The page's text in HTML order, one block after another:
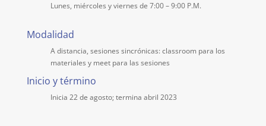
Lunes, miércoles y viernes de 7:00 – 9:00 P.M.
Modalidad
A distancia, sesiones sincrónicas: classroom para los
materiales y meet para las sesiones
Inicio y término
Inicia 22 de agosto; termina abril 2023